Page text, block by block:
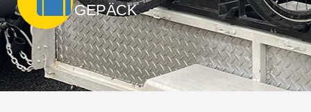
GEPÄCK